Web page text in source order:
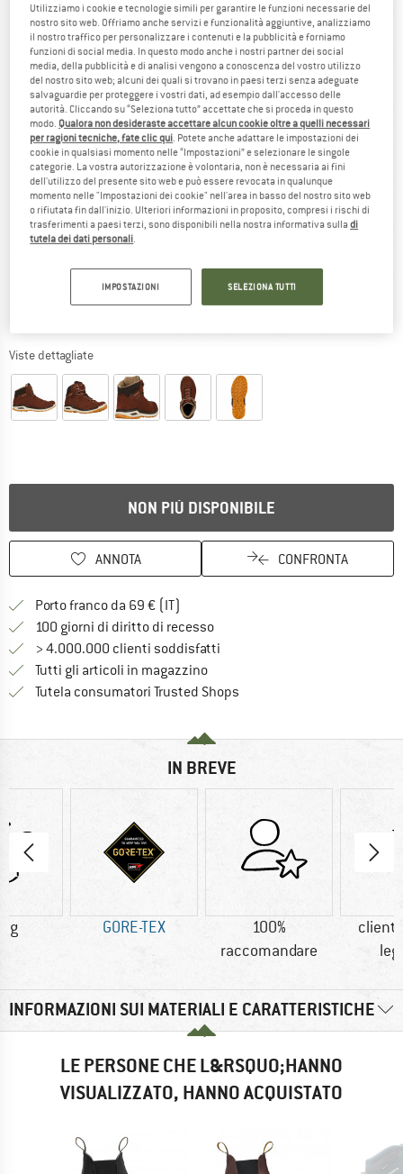
Viste dettagliate
NON PIÙ DISPONIBILE
ANNOTA CONFRONTA
Porto franco da 69 € (IT)
100 giorni di diritto di recessoVai alla politica di recesso qui
> 4.000.000 clienti soddisfatti
Tutti gli articoli in magazzino
Tutela consumatori Trusted Shops
IN BREVE
g GORE-TEX
100%
raccomandare
clienti
INFORMAZIONI SUI MATERIALI E CARATTERISTICHE
LE PERSONE CHE L&RSQUO;HANNO
VISUALIZZATO, HANNO ACQUISTATO
Utilizziamo i cookie e tecnologie simili per garantire le funzioni necessarie del
nostro sito web. Offriamo anche servizi e funzionalità aggiuntive, analizziamo
il nostro traffico per personalizzare i contenuti e la pubblicità e forniamo
funzioni di social media. In questo modo anche i nostri partner dei social
media, della pubblicità e di analisi vengono a conoscenza del vostro utilizzo
del nostro sito web; alcuni dei quali si trovano in paesi terzi senza adeguate
salvaguardie per proteggere i vostri dati, ad esempio dall'accesso delle
autorità. Cliccando su “Seleziona tutto” accettate che si proceda in questo
modo. Qualora non desideraste accettare alcun cookie oltre a quelli necessari
per ragioni tecniche, fate clic qui. Potete anche adattare le impostazioni dei
cookie in qualsiasi momento nelle “Impostazioni” e selezionare le singole
categorie. La vostra autorizzazione è volontaria, non è necessaria ai fini
dell'utilizzo del presente sito web e può essere revocata in qualunque
momento nelle "Impostazioni dei cookie" nell'area in basso del nostro sito web
o rifiutata fin dall'inizio. Ulteriori informazioni in proposito, compresi i rischi di
trasferimenti a paesi terzi, sono disponibili nella nostra informativa sulladi
tutela dei dati personali.
IMPOSTAZIONI SELEZIONA TUTTI